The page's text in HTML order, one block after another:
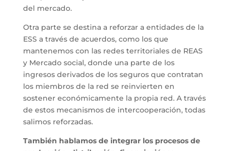
del mercado.
Otra parte se destina a reforzar a entidades de la
ESS a través de acuerdos, como los que
mantenemos con las redes territoriales de REAS
y Mercado social, donde una parte de los
ingresos derivados de los seguros que contratan
los miembros de la red se reinvierten en
sostener económicamente la propia red. A través
de estos mecanismos de intercooperación, todas
salimos reforzadas.
También hablamos de integrar los procesos de